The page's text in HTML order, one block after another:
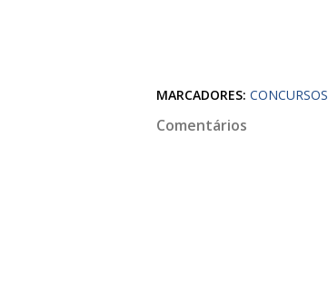
MARCADORES: CONCURSOS
Comentários